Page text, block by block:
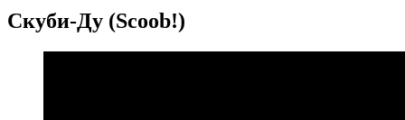
Скуби-Ду (Scoob!)